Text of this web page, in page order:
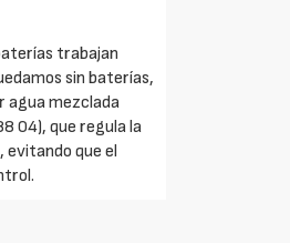
trabajan
sin baterías,
agua mezclada
04), que regula la
que el